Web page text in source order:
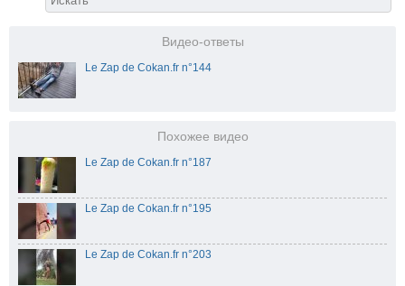
Видео-ответы
Le Zap de Cokan.fr n°144
Похожее видео
Le Zap de Cokan.fr n°187
Le Zap de Cokan.fr n°195
Le Zap de Cokan.fr n°203